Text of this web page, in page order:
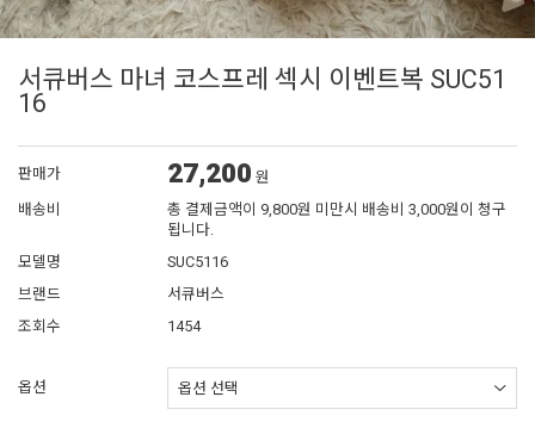
서큐버스 마녀 코스프레 섹시 이벤트복 SUC51
16
판매가 27,200 원
배송비
총 결제금액이 9,800원 미만시 배송비 3,000원이 청구
됩니다.
모델명
SUC5116
브랜드
서큐버스
조회수
1454
옵션